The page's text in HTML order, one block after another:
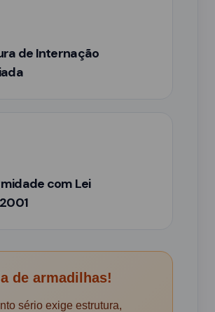
de Internação
com Lei
de armadilhas!
sério exige estrutura,